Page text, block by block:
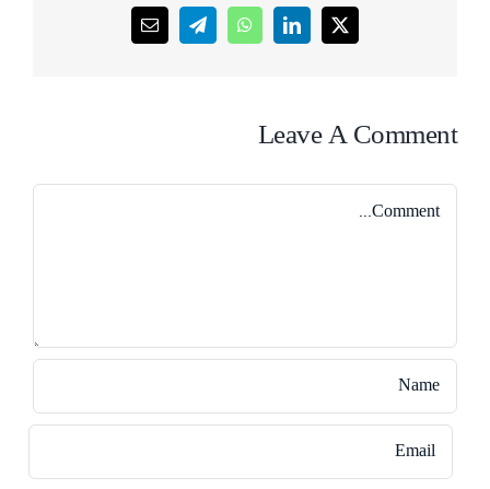
X
LinkedIn
WhatsApp
Telegram
Email
Leave A Comment